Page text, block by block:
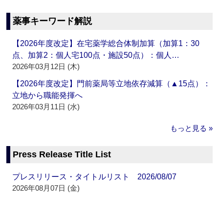
薬事キーワード解説
【2026年度改定】在宅薬学総合体制加算（加算1：30
点、加算2：個人宅100点・施設50点）：個人…
2026年03月12日 (木)
【2026年度改定】門前薬局等立地依存減算（▲15点）：
立地から職能発揮へ
2026年03月11日 (水)
もっと見る »
Press Release Title List
プレスリリース・タイトルリスト 2026/08/07
2026年08月07日 (金)